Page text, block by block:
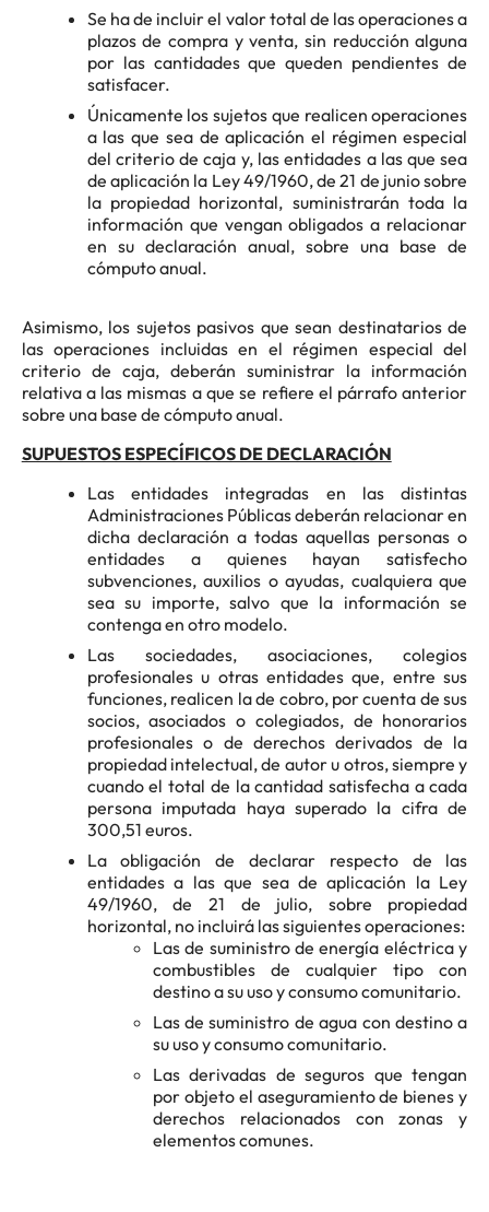
Se ha de incluir el valor total de las operaciones a
plazos de compra y venta, sin reducción alguna
por las cantidades que queden pendientes de
satisfacer.
Únicamente los sujetos que realicen operaciones
a las que sea de aplicación el régimen especial
del criterio de caja y, las entidades a las que sea
de aplicación la Ley 49/1960, de 21 de junio sobre
la propiedad horizontal, suministrarán toda la
información que vengan obligados a relacionar
en su declaración anual, sobre una base de
cómputo anual.
Asimismo, los sujetos pasivos que sean destinatarios de
las operaciones incluidas en el régimen especial del
criterio de caja, deberán suministrar la información
relativa a las mismas a que se refiere el párrafo anterior
sobre una base de cómputo anual.
SUPUESTOS ESPECÍFICOS DE DECLARACIÓN
Las entidades integradas en las distintas
Administraciones Públicas deberán relacionar en
dicha declaración a todas aquellas personas o
entidades a quienes hayan satisfecho
subvenciones, auxilios o ayudas, cualquiera que
sea su importe, salvo que la información se
contenga en otro modelo.
Las sociedades, asociaciones, colegios
profesionales u otras entidades que, entre sus
funciones, realicen la de cobro, por cuenta de sus
socios, asociados o colegiados, de honorarios
profesionales o de derechos derivados de la
propiedad intelectual, de autor u otros, siempre y
cuando el total de la cantidad satisfecha a cada
persona imputada haya superado la cifra de
300,51 euros.
La obligación de declarar respecto de las
entidades a las que sea de aplicación la Ley
49/1960, de 21 de julio, sobre propiedad
horizontal, no incluirá las siguientes operaciones:
Las de suministro de energía eléctrica y
combustibles de cualquier tipo con
destino a su uso y consumo comunitario.
Las de suministro de agua con destino a
su uso y consumo comunitario.
Las derivadas de seguros que tengan
por objeto el aseguramiento de bienes y
derechos relacionados con zonas y
elementos comunes.